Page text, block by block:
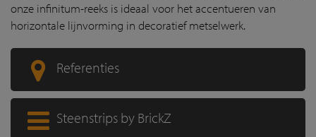
onze infinitum-reeks is ideaal voor het accentueren van
horizontale lijnvorming in decoratief metselwerk.
Referenties
Steenstrips by BrickZ